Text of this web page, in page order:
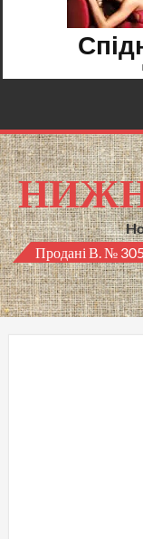
Продані В. №